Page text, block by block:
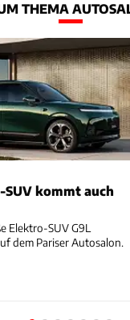
THEMA
SUV kommt auch
Elektro-SUV G9L
dem Pariser Autosalon.